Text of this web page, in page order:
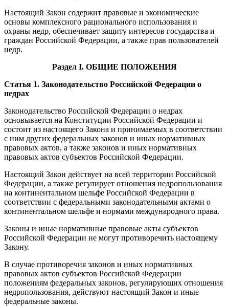
Настоящий Закон содержит правовые и экономические
основы комплексного рационального использования и
охраны недр, обеспечивает защиту интересов государства и
граждан Российской Федерации, а также прав пользователей
недр.
Раздел I. ОБЩИЕ ПОЛОЖЕНИЯ
Статья 1. Законодательство Российской Федерации о
недрах
Законодательство Российской Федерации о недрах
основывается на Конституции Российской Федерации и
состоит из настоящего Закона и принимаемых в соответствии
с ним других федеральных законов и иных нормативных
правовых актов, а также законов и иных нормативных
правовых актов субъектов Российской Федерации.
Настоящий Закон действует на всей территории Российской
Федерации, а также регулирует отношения недропользования
на континентальном шельфе Российской Федерации в
соответствии с федеральными законодательными актами о
континентальном шельфе и нормами международного права.
Законы и иные нормативные правовые акты субъектов
Российской Федерации не могут противоречить настоящему
Закону.
В случае противоречия законов и иных нормативных
правовых актов субъектов Российской Федерации
положениям федеральных законов, регулирующих отношения
недропользования, действуют настоящий Закон и иные
федеральные законы.